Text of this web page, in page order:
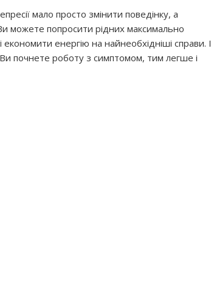
мало просто змінити поведінку, а
можете попросити рідних максимально
енергію на найнеобхідніші справи. І
почнете роботу з симптомом, тим легше і